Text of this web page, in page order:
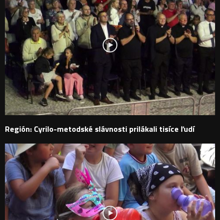
Región: Cyrilo-metodské slávnosti prilákali tisíce ľudí